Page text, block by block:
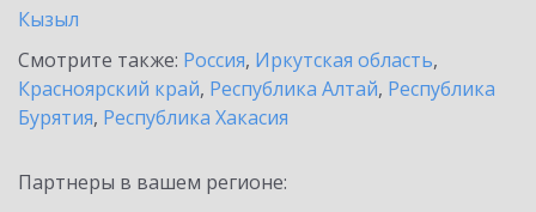
Кызыл
Смотрите также: Россия, Иркутская область,
Красноярский край, Республика Алтай, Республика
Бурятия, Республика Хакасия
Партнеры в вашем регионе: